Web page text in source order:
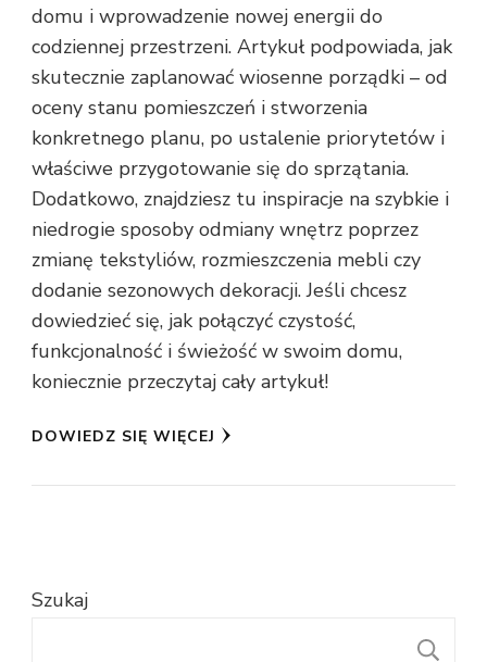
domu i wprowadzenie nowej energii do
codziennej przestrzeni. Artykuł podpowiada, jak
skutecznie zaplanować wiosenne porządki – od
oceny stanu pomieszczeń i stworzenia
konkretnego planu, po ustalenie priorytetów i
właściwe przygotowanie się do sprzątania.
Dodatkowo, znajdziesz tu inspiracje na szybkie i
niedrogie sposoby odmiany wnętrz poprzez
zmianę tekstyliów, rozmieszczenia mebli czy
dodanie sezonowych dekoracji. Jeśli chcesz
dowiedzieć się, jak połączyć czystość,
funkcjonalność i świeżość w swoim domu,
koniecznie przeczytaj cały artykuł!
DOWIEDZ SIĘ WIĘCEJ
Szukaj